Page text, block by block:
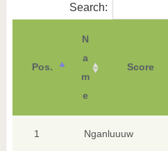
Search:
Pos.
N
a
m
e
Score
1 Nganluuuw